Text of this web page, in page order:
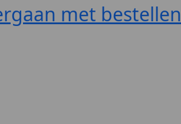
met bestellen